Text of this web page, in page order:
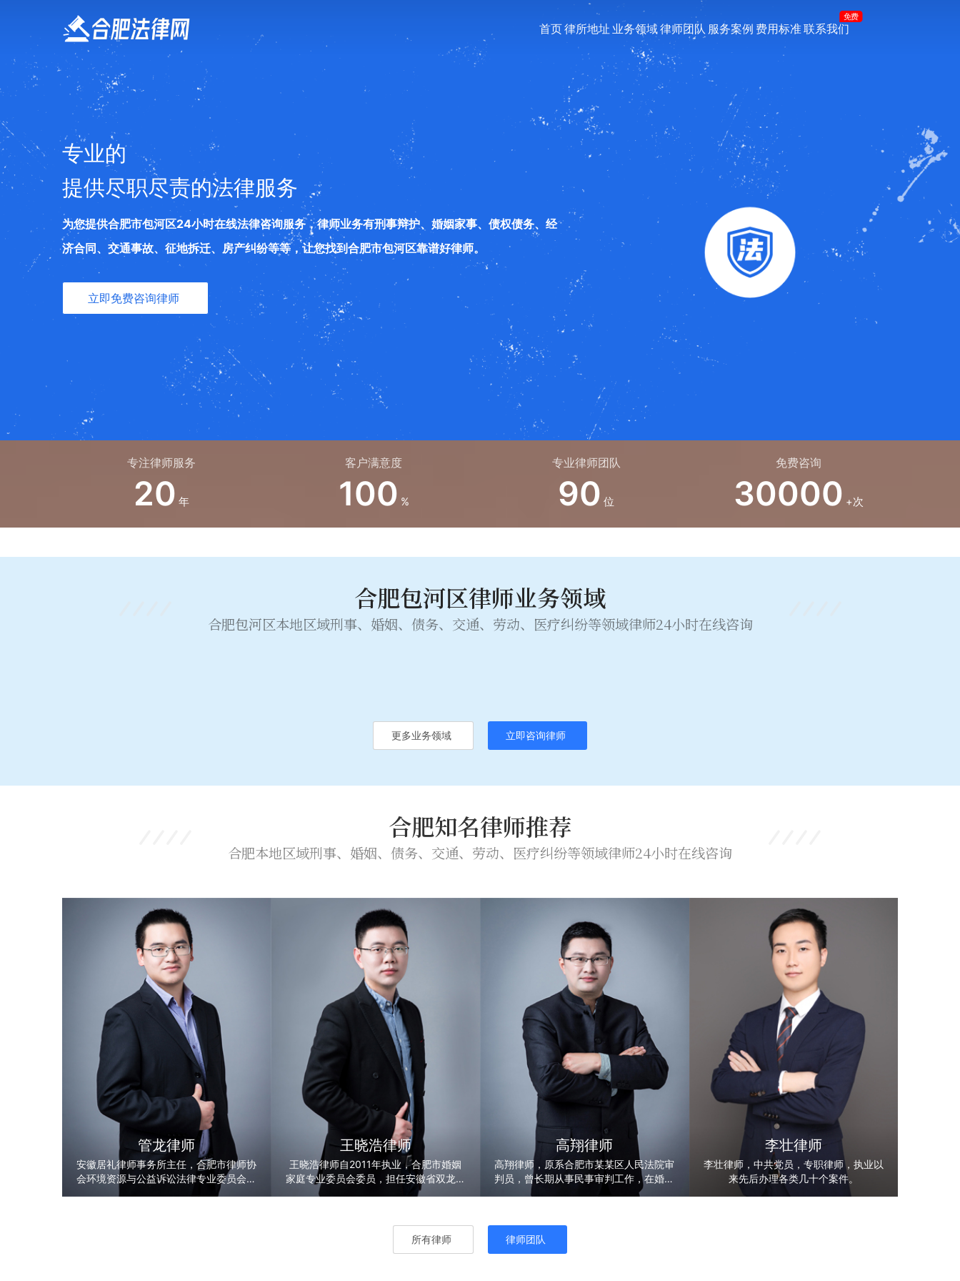
首页律所地址 业务领域律师团队 服务案例 费用标准联系我们
免费
专业的
提供尽职尽责的法律服务
为您提供合肥市包河区24小时在线法律咨询服务，律师业务有刑事辩护、婚姻家事、债权债务、经
济合同、交通事故、征地拆迁、房产纠纷等等，让您找到合肥市包河区靠谱好律师。
立即免费咨询律师
专注律师服务
20 年
客户满意度
100 %
专业律师团队
90 位
免费咨询
30000 +次
合肥包河区律师业务领域
合肥包河区本地区域刑事、婚姻、债务、交通、劳动、医疗纠纷等领域律师24小时在线咨询
更多业务领域 立即咨询律师
合肥知名律师推荐
合肥本地区域刑事、婚姻、债务、交通、劳动、医疗纠纷等领域律师24小时在线咨询
管龙律师
安徽居礼律师事务所主任，合肥市律师协
会环境资源与公益诉讼法律专业委员会专
职委员，合肥市法律援助中心律师，曾担
王晓浩律师
王晓浩律师自2011年执业，合肥市婚姻
家庭专业委员会委员，担任安徽省双龙饲
料有限公司法律顾问，并为安徽迪茂信息
财产保险有限公司安徽分公司提供过法律
服务，专注于公司、婚姻家庭业务。
高翔律师
高翔律师，原系合肥市某某区人民法院审
判员，曾长期从事民事审判工作，在婚姻
家庭、交通事故、经济纠纷等领域有丰富
李壮律师
李壮律师，中共党员，专职律师，执业以
来先后办理各类几十个案件。
先后为中电建建筑集团有限公司、中国人
所有律师 律师团队